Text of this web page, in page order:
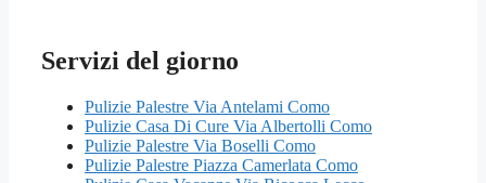
Servizi del giorno
Pulizie Palestre Via Antelami Como
Pulizie Casa Di Cure Via Albertolli Como
Pulizie Palestre Via Boselli Como
Pulizie Palestre Piazza Camerlata Como